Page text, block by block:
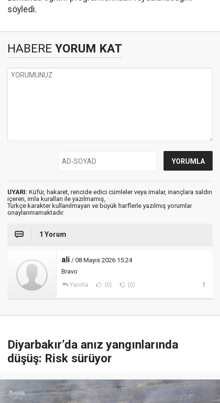
söyledi.
HABERE YORUM KAT
UYARI: Küfür, hakaret, rencide edici cümleler veya imalar, inançlara saldırı
içeren, imla kuralları ile yazılmamış,
Türkçe karakter kullanılmayan ve büyük harflerle yazılmış yorumlar
onaylanmamaktadır.
1 Yorum
ali / 08 Mayıs 2026 15:24
Bravo
Yanıtla (0) (0)
Diyarbakır’da anız yangınlarında
düşüş: Risk sürüyor